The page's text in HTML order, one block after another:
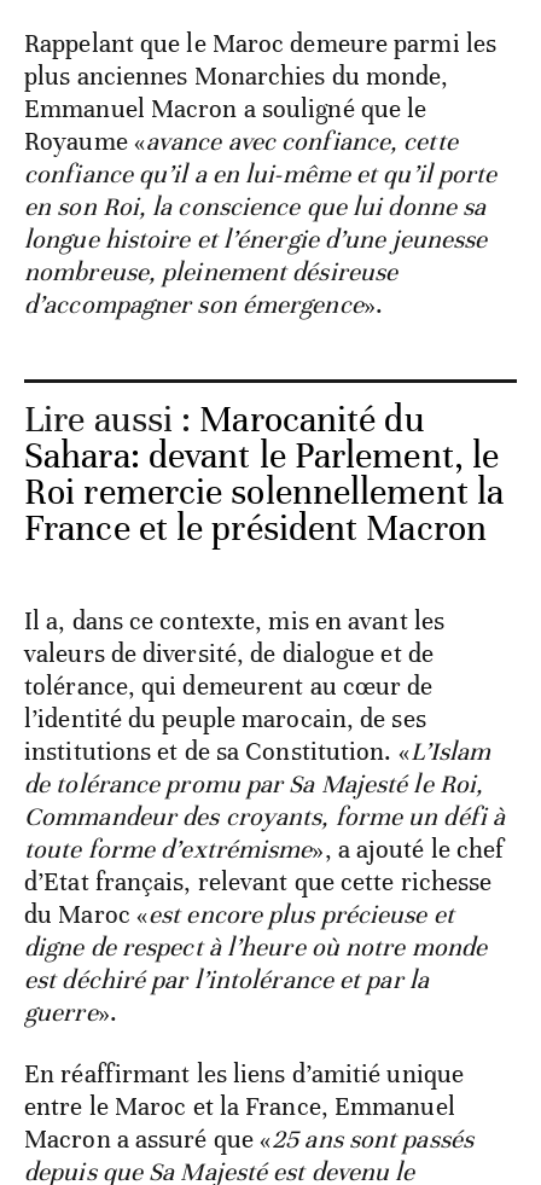
Rappelant que le Maroc demeure parmi les
plus anciennes Monarchies du monde,
Emmanuel Macron a souligné que le
Royaume «avance avec confiance, cette
confiance qu’il a en lui-même et qu’il porte
en son Roi, la conscience que lui donne sa
longue histoire et l’énergie d’une jeunesse
nombreuse, pleinement désireuse
d’accompagner son émergence».
Lire aussi : Marocanité du
Sahara: devant le Parlement, le
Roi remercie solennellement la
France et le président Macron
Il a, dans ce contexte, mis en avant les
valeurs de diversité, de dialogue et de
tolérance, qui demeurent au cœur de
l’identité du peuple marocain, de ses
institutions et de sa Constitution. «L’Islam
de tolérance promu par Sa Majesté le Roi,
Commandeur des croyants, forme un défi à
toute forme d’extrémisme», a ajouté le chef
d’Etat français, relevant que cette richesse
du Maroc «est encore plus précieuse et
digne de respect à l’heure où notre monde
est déchiré par l’intolérance et par la
guerre».
En réaffirmant les liens d’amitié unique
entre le Maroc et la France, Emmanuel
Macron a assuré que «25 ans sont passés
depuis que Sa Majesté est devenu le